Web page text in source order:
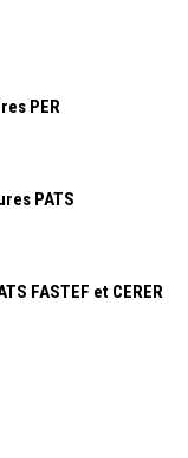
PER
PATS
FASTEF et CERER